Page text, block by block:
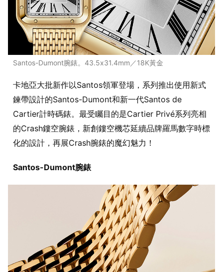
Santos-Dumont腕錶。43.5x31.4mm／18K黃金
卡地亞大批新作以Santos領軍登場，系列推出使用新式
鍊帶設計的Santos-Dumont和新一代Santos de
Cartier計時碼錶。最受矚目的是Cartier Privé系列亮相
的Crash鏤空腕錶，新創鏤空機芯延續品牌羅馬數字時標
化的設計，再展Crash腕錶的魔幻魅力！
Santos-Dumont腕錶